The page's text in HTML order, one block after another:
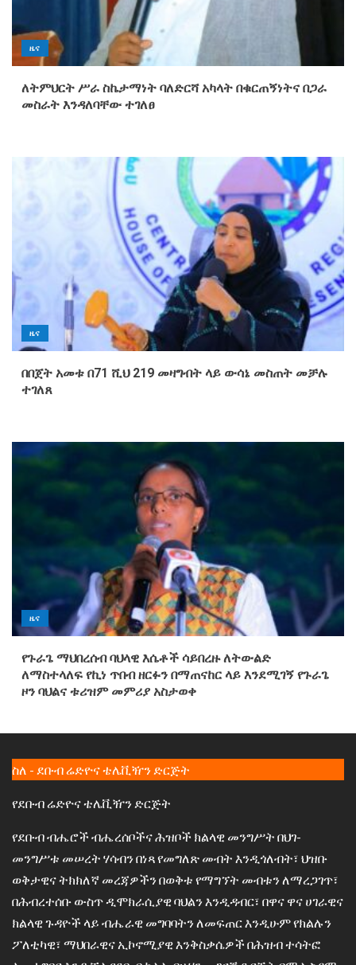
ዜና
ለትምህርት ሥራ ስኬታማነት ባለድርሻ አካላት በቁርጠኝነትና በጋራ
መስራት እንዳለባቸው ተገለፀ
ዜና
በበጀት አመቱ በ71 ሺህ 219 መዛግብት ላይ ውሳኔ መስጠት መቻሉ
ተገለጸ
ዜና
የጉራጌ ማህበረሰብ ባህላዊ እሴቶች ሳይበረዙ ለትውልድ
ለማስተላለፍ የኪነ ጥበብ ዘርፉን በማጠናከር ላይ እንደሚገኝ የጉራጌ
ዞን ባህልና ቱሪዝም መምሪያ አስታወቀ
ስለ - ደቡብ ሬድዮና ቴሌቪዥን ድርጅት
የደቡብ ሬድዮና ቴሌቪዥን ድርጅት
የደቡብ ብሔሮች ብሔረሰቦችና ሕዝቦች ክልላዊ መንግሥት በህገ-
መንግሥቱ መሠረት ሃሳብን በነጻ የመግለጽ መብት እንዲጎለብት፣ ህዝቡ
ወቅታዊና ትክክለኛ መረጃዎችን በወቅቱ የማግኘት መብቱን ለማረጋገጥ፣
በሕብረተሰቡ ውስጥ ዲሞክራሲያዊ ባህልን እንዲዳብር፣ በዋና ዋና ሀገራዊና
ክልላዊ ጉዳዮች ላይ ብሔራዊ መግባባትን ለመፍጠር እንዲሁም የክልሉን
ፖለቲካዊ፣ ማህበራዊና ኢኮኖሚያዊ እንቅስቃሴዎች በሕዝብ ተሳትፎ